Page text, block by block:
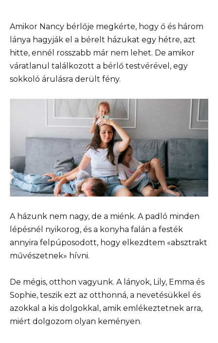
Amikor Nancy bérlője megkérte, hogy ő és három
lánya hagyják el a bérelt házukat egy hétre, azt
hitte, ennél rosszabb már nem lehet. De amikor
váratlanul találkozott a bérlő testvérével, egy
sokkoló árulásra derült fény.
A házunk nem nagy, de a miénk. A padló minden
lépésnél nyikorog, és a konyha falán a festék
annyira felpúposodott, hogy elkezdtem «absztrakt
művészetnek» hívni.
De mégis, otthon vagyunk. A lányok, Lily, Emma és
Sophie, teszik ezt az otthonná, a nevetésükkel és
azokkal a kis dolgokkal, amik emlékeztetnek arra,
miért dolgozom olyan keményen.